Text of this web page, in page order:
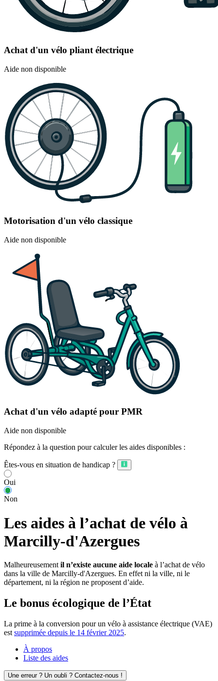
Achat d'un vélo pliant électrique
Aide non disponible
Motorisation d'un vélo classique
Aide non disponible
Achat d'un vélo adapté pour PMR
Aide non disponible
Répondez à la question pour calculer les aides disponibles :
Êtes-vous en situation de handicap ?
Oui
Non
Les aides à l’achat de vélo à
Marcilly-d'Azergues
Malheureusement il n’existe aucune aide locale à l’achat de vélo
dans la ville de Marcilly-d'Azergues. En effet ni la ville, ni le
département, ni la région ne proposent d’aide.
Le bonus écologique de l’État
La prime à la conversion pour un vélo à assistance électrique (VAE)
est supprimée depuis le 14 février 2025.
À propos
Liste des aides
Une erreur ? Un oubli ? Contactez-nous !